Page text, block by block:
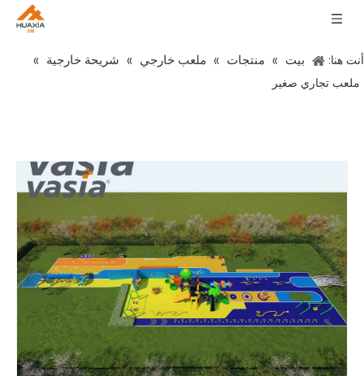
أنت هنا: بيت » منتجات » ملعب خارجي » شريحة خارجية
»
ملعب تجاري صغير